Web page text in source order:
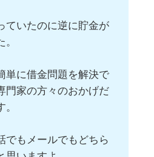
ていたのに逆に貯金が
単に借金問題を解決で
門家の方々のおかげだ
でもメールでもどちら